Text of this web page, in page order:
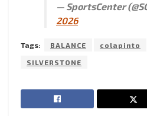
— SportsCenter
2026
Tags: BALANCE colapinto
SILVERSTONE